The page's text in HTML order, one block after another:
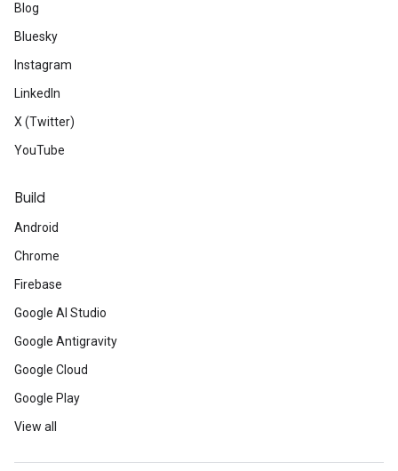
Blog
Bluesky
Instagram
LinkedIn
X (Twitter)
YouTube
Build
Android
Chrome
Firebase
Google AI Studio
Google Antigravity
Google Cloud
Google Play
View all